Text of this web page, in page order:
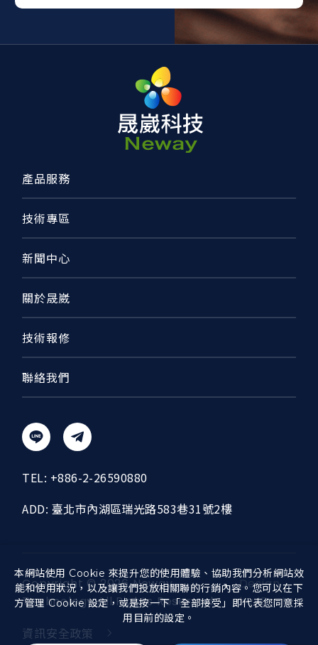
產品服務
技術專區
新聞中心
關於晟崴
技術報修
聯絡我們
TEL: +886-2-26590880
ADD: 臺北市內湖區瑞光路583巷31號2樓
Copyright © 2026 Neway
Technology All Rights Reserved.
Design
by iBest
資訊安全政策
本網站使用 Cookie 來提升您的使用體驗、協助我們分析網站效
能和使用狀況，以及讓我們投放相關聯的行銷內容。您可以在下
方管理 Cookie 設定，或是按一下「全部接受」即代表您同意採
用目前的設定。